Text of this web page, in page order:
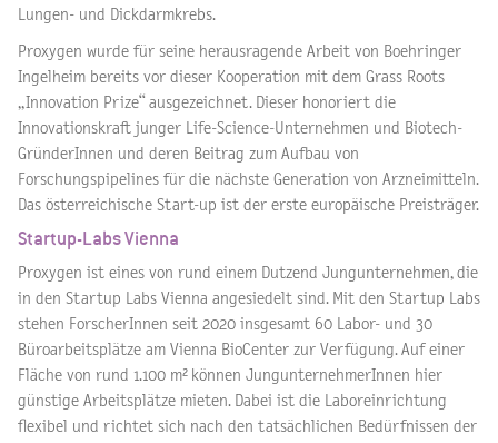
Lungen- und Dickdarmkrebs.
Proxygen wurde für seine herausragende Arbeit von Boehringer
Ingelheim bereits vor dieser Kooperation mit dem Grass Roots
„Innovation Prize“ ausgezeichnet. Dieser honoriert die
Innovationskraft junger Life-Science-Unternehmen und Biotech-
GründerInnen und deren Beitrag zum Aufbau von
Forschungspipelines für die nächste Generation von Arzneimitteln.
Das österreichische Start-up ist der erste europäische Preisträger.
Startup-Labs Vienna
Proxygen ist eines von rund einem Dutzend Jungunternehmen, die
in den Startup Labs Vienna angesiedelt sind. Mit den Startup Labs
stehen ForscherInnen seit 2020 insgesamt 60 Labor- und 30
Büroarbeitsplätze am Vienna BioCenter zur Verfügung. Auf einer
Fläche von rund 1.100 m² können JungunternehmerInnen hier
günstige Arbeitsplätze mieten. Dabei ist die Laboreinrichtung
flexibel und richtet sich nach den tatsächlichen Bedürfnissen der